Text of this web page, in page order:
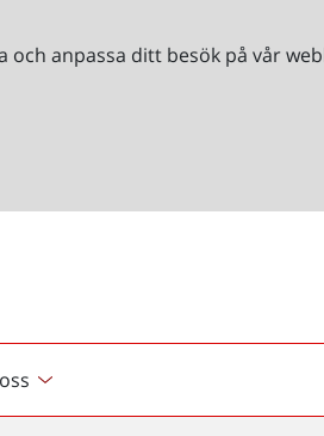
anpassa ditt besök på vår